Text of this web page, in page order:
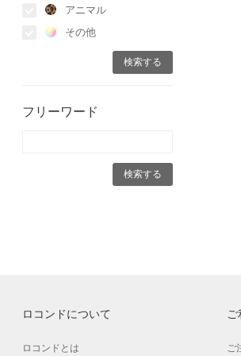
アニマル
その他
フリーワード
ロコンドについて
ロコンドとは ご